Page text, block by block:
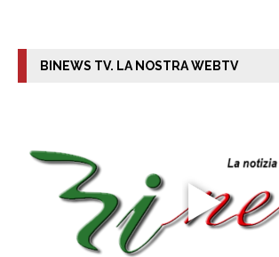
BINEWS TV. LA NOSTRA WEBTV